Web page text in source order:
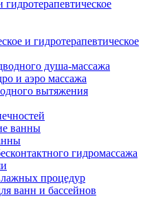
гидротерапевтическое
и гидротерапевтическое
душа-массажа
и аэро массажа
вытяжения
ванны
гидромассажа
процедур
ванн и бассейнов